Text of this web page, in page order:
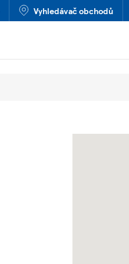
Vyhledávač obchodů